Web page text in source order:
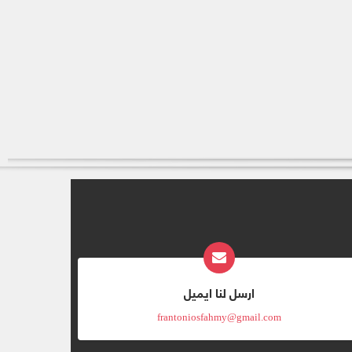
ارسل لنا ايميل
frantoniosfahmy@gmail.com